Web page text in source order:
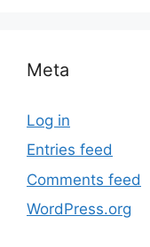
Meta
Log in
Entries feed
Comments feed
WordPress.org